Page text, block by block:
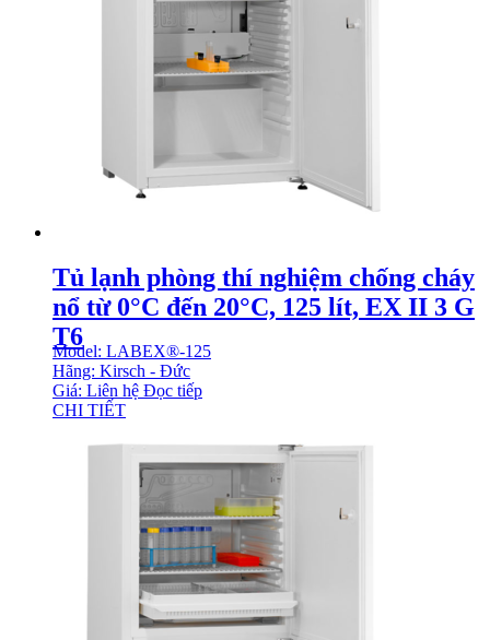
Tủ lạnh phòng thí nghiệm chống cháy
nổ từ 0°C đến 20°C, 125 lít, EX II 3 G
T6
Model: LABEX®-125
Hãng: Kirsch - Đức
Giá: Liên hệ Đọc tiếp
CHI TIẾT